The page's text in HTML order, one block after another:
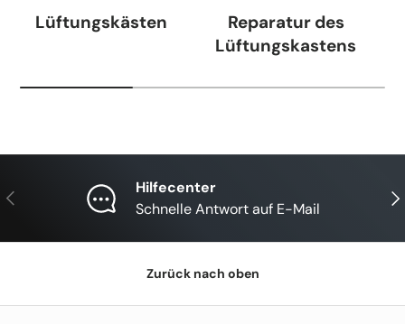
Lüftungskästen
Reparatur des
Lüftungskastens
Vorherige
Hilfecenter
Schnelle Antwort auf E-Mail
Zurück nach oben